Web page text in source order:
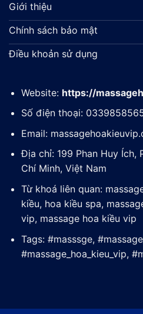
Giới thiệu
Chính sách bảo mật
Điều khoản sử dụng
Website: https://
Số điện thoại:
Email:
Địa chỉ: 199 Phan Huy Ích,
Chí Minh, Việt Nam
Từ khoá liên quan:
kiều, hoa kiều spa,
vip, massage hoa kiều vip
Tags: #masssge,
#massage_hoa_kieu_vip,